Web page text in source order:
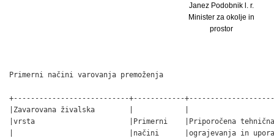
Janez Podobnik l. r.
Minister za okolje in
prostor
Primerni načini varovanja premoženja
+---------------------------+------------
|Zavarovana živalska        |            |
|vrsta                      |Primerni    |Priporočena
|                           |načini      |ograjevanja in